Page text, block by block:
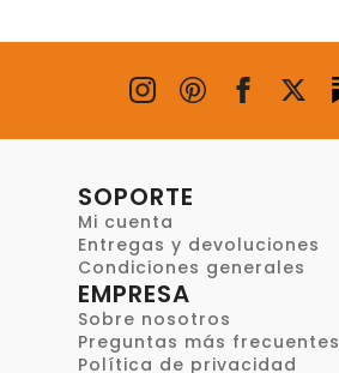
opciones
se
pueden
en
la
página
de
producto
SOPORTE
Mi cuenta
Entregas y devoluciones
Condiciones generales
EMPRESA
Sobre nosotros
Preguntas más frecuentes
Política de privacidad